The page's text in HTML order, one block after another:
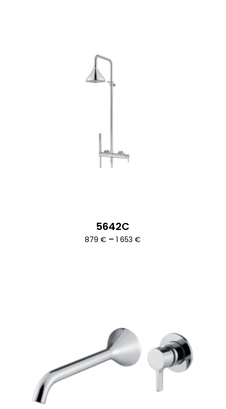
5642C
879€ – 1 653€